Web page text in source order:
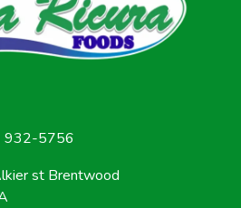
932-5756
st Brentwood